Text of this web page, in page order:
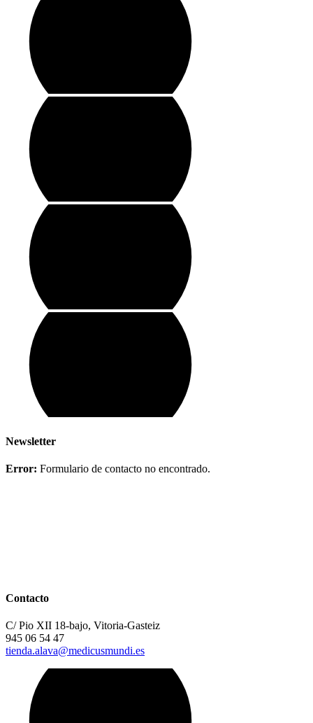
Newsletter
Error: Formulario de contacto no encontrado.
Contacto
C/ Pio XII 18-bajo, Vitoria-Gasteiz
945 06 54 47
tienda.alava@medicusmundi.es